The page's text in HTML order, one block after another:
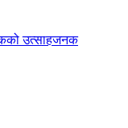
उत्साहजनक